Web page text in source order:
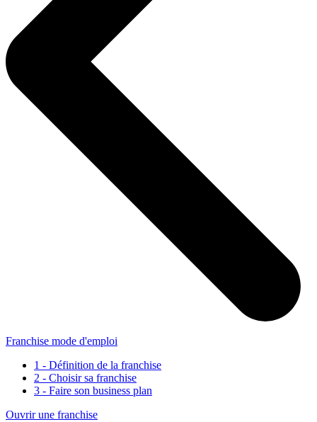
Franchise mode d'emploi
1 - Définition de la franchise
2 - Choisir sa franchise
3 - Faire son business plan
Ouvrir une franchise